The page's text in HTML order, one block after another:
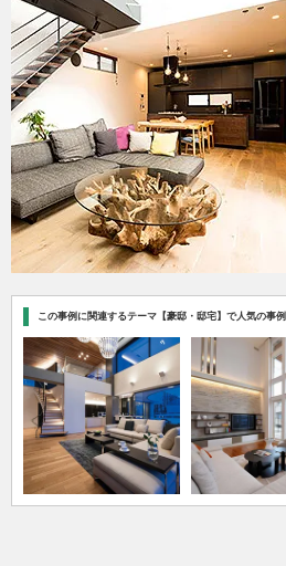
この事例に関連するテーマ【豪邸・邸宅】で人気の事例